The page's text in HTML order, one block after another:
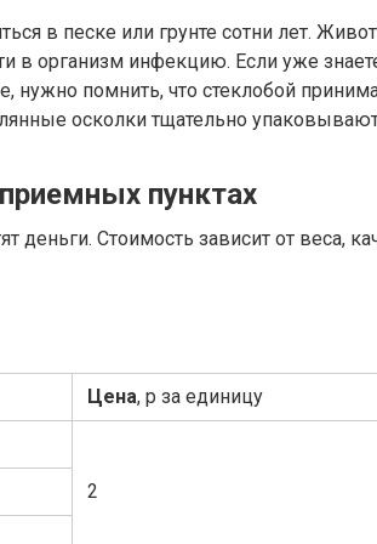
в песке или грунте сотни лет.
в организм инфекцию. Если уже
нужно помнить, что стеклобой
осколки тщательно
пунктах
деньги. Стоимость зависит от веса,
Цена, р за единицу
2